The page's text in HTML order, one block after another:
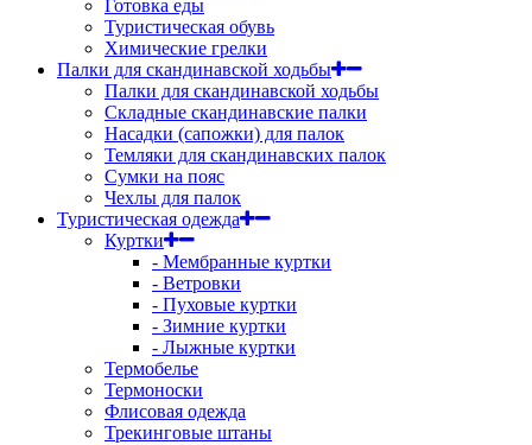
Готовка еды
Туристическая обувь
Химические грелки
Палки для скандинавской ходьбы
Палки для скандинавской ходьбы
Складные скандинавские палки
Насадки (сапожки) для палок
Темляки для скандинавских палок
Сумки на пояс
Чехлы для палок
Туристическая одежда
Куртки
- Мембранные куртки
- Ветровки
- Пуховые куртки
- Зимние куртки
- Лыжные куртки
Термобелье
Термоноски
Флисовая одежда
Трекинговые штаны